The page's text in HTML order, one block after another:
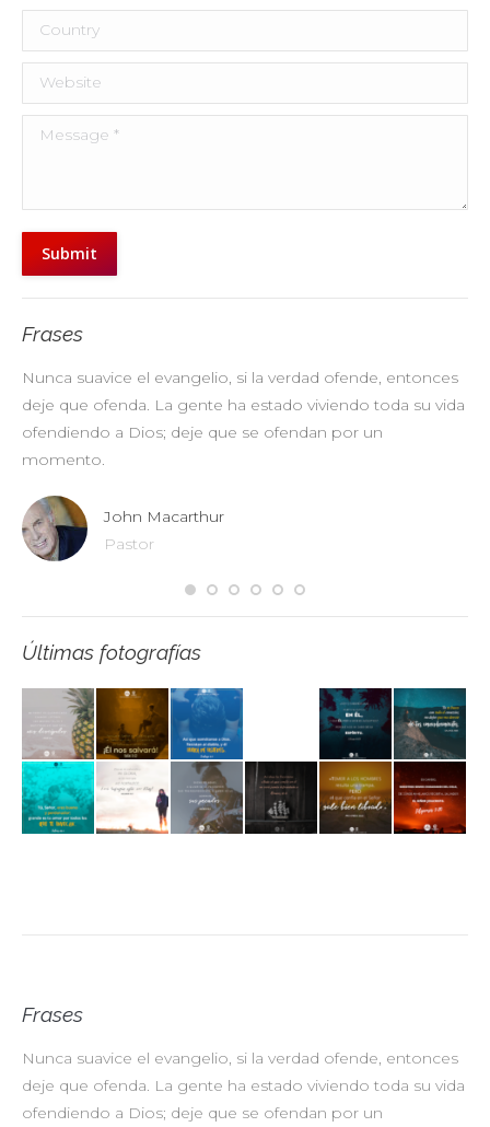
Country
Website
Message *
Submit
Frases
Nunca suavice el evangelio, si la verdad ofende, entonces
deje que ofenda. La gente ha estado viviendo toda su vida
ofendiendo a Dios; deje que se ofendan por un
momento.
John Macarthur
Pastor
Últimas fotografías
Frases
Nunca suavice el evangelio, si la verdad ofende, entonces
deje que ofenda. La gente ha estado viviendo toda su vida
ofendiendo a Dios; deje que se ofendan por un